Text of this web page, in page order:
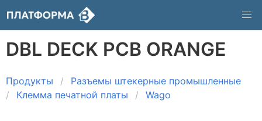
DBL DECK PCB ORANGE
Продукты
Разъемы штекерные промышленные
Клемма печатной платы
Wago